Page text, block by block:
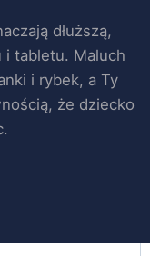
dłuższą,
i tabletu. Maluch
i rybek, a Ty
że dziecko